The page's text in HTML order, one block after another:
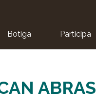
Botiga Participa
ABRAS